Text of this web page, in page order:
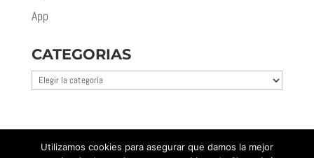
App
CATEGORIAS
Categorias
Utilizamos cookies para asegurar que damos la mejor